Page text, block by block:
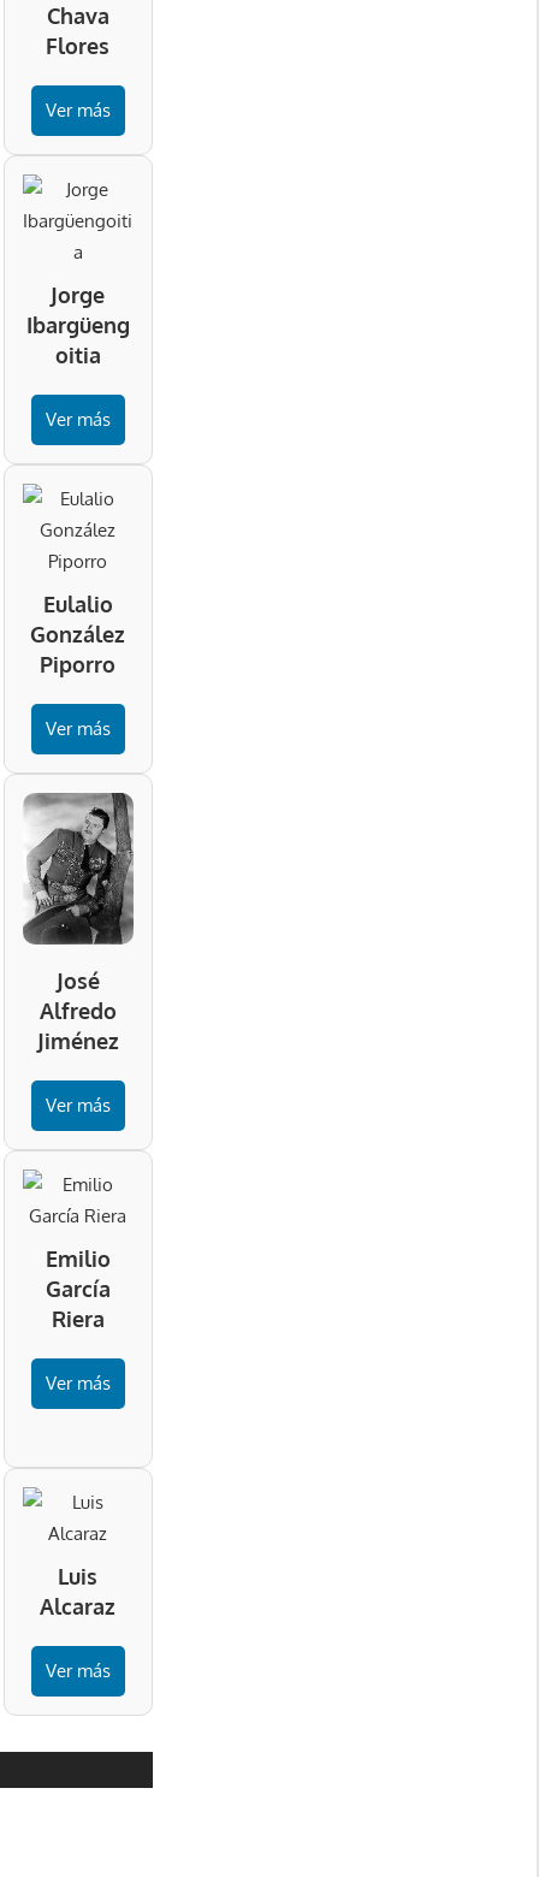
Chava
Flores
Ver más
Jorge
Ibargüeng
oitia
Ver más
Eulalio
González
Piporro
Ver más
José
Alfredo
Jiménez
Ver más
Emilio
García
Riera
Ver más
Luis
Alcaraz
Ver más